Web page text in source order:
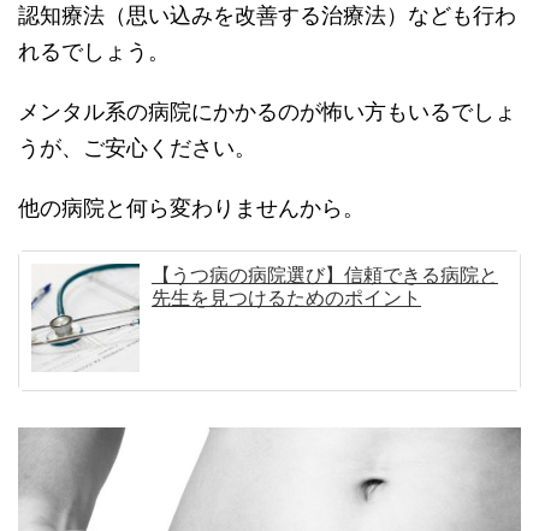
認知療法（思い込みを改善する治療法）なども行わ
れるでしょう。
メンタル系の病院にかかるのが怖い方もいるでしょ
うが、ご安心ください。
他の病院と何ら変わりませんから。
【うつ病の病院選び】信頼できる病院と
先生を見つけるためのポイント